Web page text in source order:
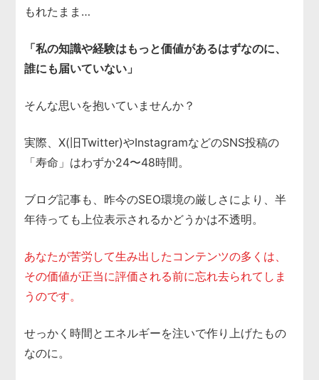
もれたまま…
「私の知識や経験はもっと価値があるはずなのに、
誰にも届いていない」
そんな思いを抱いていませんか？
実際、X(旧Twitter)やInstagramなどのSNS投稿の
「寿命」はわずか24〜48時間。
ブログ記事も、昨今のSEO環境の厳しさにより、半
年待っても上位表示されるかどうかは不透明。
あなたが苦労して生み出したコンテンツの多くは、
その価値が正当に評価される前に忘れ去られてしま
うのです。
せっかく時間とエネルギーを注いで作り上げたもの
なのに。